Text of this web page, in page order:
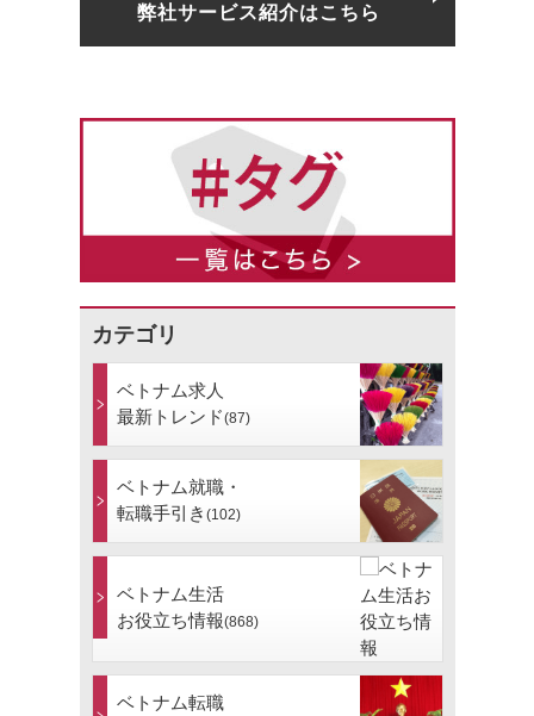
弊社サービス紹介はこちら
カテゴリ
ベトナム求人
最新トレンド(87)
ベトナム就職・
転職手引き (102)
ベトナム生活
お役立ち情報(868)
ベトナム転職